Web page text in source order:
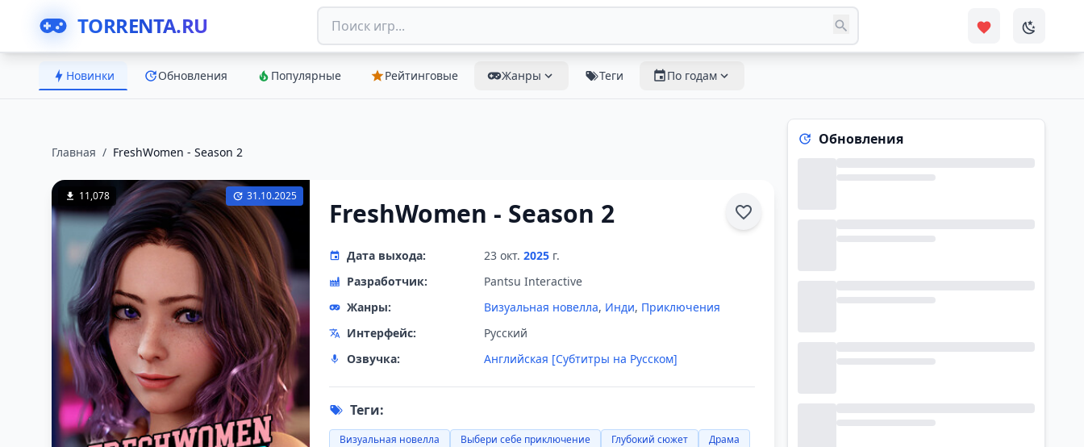
TORRENTA.RU
Новинки Обновления Популярные Рейтинговые Жанры Теги По годам
Главная / FreshWomen - Season 2
11,078 31.10.2025
FreshWomen - Season 2
Дата выхода: 23 окт. 2025 г.
Разработчик:
Pantsu Interactive
Жанры:
Визуальная новелла, Инди, Приключения
Интерфейс:
Русский
Озвучка:
Английская [Субтитры на Русском]
Теги:
Визуальная новелла Выбери себе приключение Глубокий сюжет
Драма
Обновления